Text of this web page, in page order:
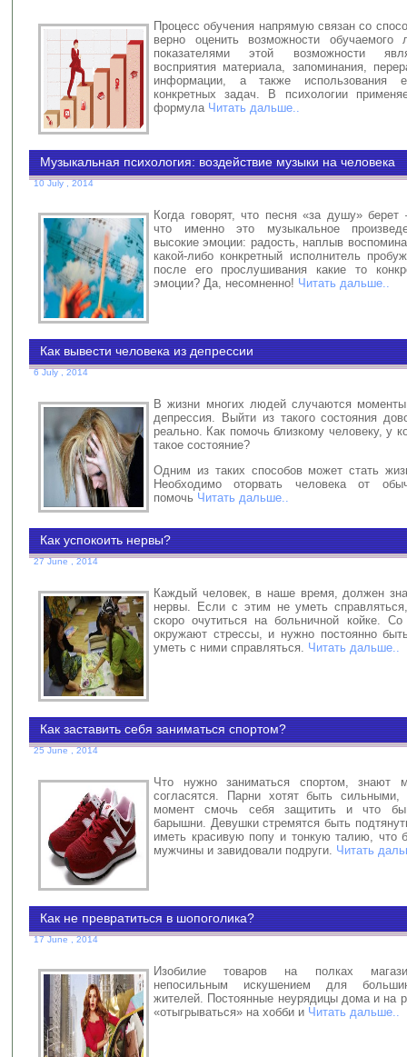
Процесс обучения напрямую связан со
верно оценить возможности обучаемого
показателями этой возможности
восприятия материала, запоминания,
информации, а также использования
конкретных задач. В психологии
формула Читать дальше..
Музыкальная психология: воздействие музыки на человека
10 July , 2014
Когда говорят, что песня «за душу» берет
что именно это музыкальное
высокие эмоции: радость, наплыв
какой-либо конкретный исполнитель
после его прослушивания какие то
эмоции? Да, несомненно! Читать дальше..
Как вывести человека из депрессии
6 July , 2014
В жизни многих людей случаются
депрессия. Выйти из такого состояния
реально. Как помочь близкому человеку, у
такое состояние?
Одним из таких способов может стать
Необходимо оторвать человека от
помочь Читать дальше..
Как успокоить нервы?
27 June , 2014
Каждый человек, в наше время, должен
нервы. Если с этим не уметь
скоро очутиться на больничной койке.
окружают стрессы, и нужно постоянно
уметь с ними справляться. Читать дальше..
Как заставить себя заниматься спортом?
25 June , 2014
Что нужно заниматься спортом, знают
согласятся. Парни хотят быть
момент смочь себя защитить и что бы
барышни. Девушки стремятся быть
иметь красивую попу и тонкую талию, что
мужчины и завидовали подруги. Читать
Как не превратиться в шопоголика?
17 June , 2014
Изобилие товаров на полках
непосильным искушением для
жителей. Постоянные неурядицы дома и на
«отыгрываться» на хобби и Читать дальше..